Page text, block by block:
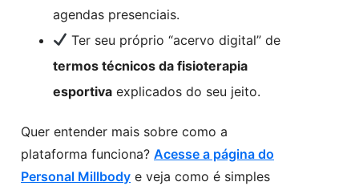
agendas presenciais.
Ter seu próprio “acervo digital” de
termos técnicos da fisioterapia
esportiva explicados do seu jeito.
Quer entender mais sobre como a
plataforma funciona? Acesse a página do
Personal Millbody e veja como é simples